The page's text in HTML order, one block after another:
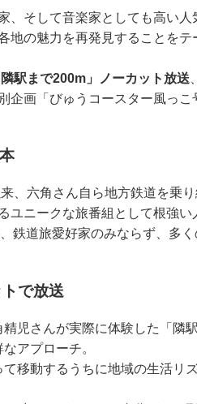
、そして音楽家としても高い
地の魅力を再発見することを
駅まで200m」ノーカット放送
企画「びゅうコースター風っ
、六角さん自ら地方鉄道を乗
ニークな旅番組として根強い
鉄道旅愛好家のみならず、多
で放送
児さんが実際に体験した「隣
アプローチ。
移動するうちに地域の生活リ